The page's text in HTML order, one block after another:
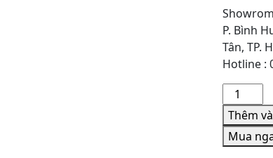
P. Bình
Tân, TP.
Hotline :
Giá
đỡ
hành
lý
Thêm
Mua